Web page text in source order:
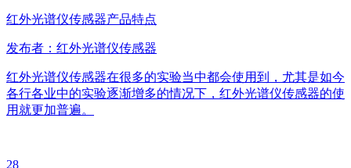
红外光谱仪传感器产品特点
发布者：红外光谱仪传感器
红外光谱仪传感器在很多的实验当中都会使用到，尤其是如今
各行各业中的实验逐渐增多的情况下，红外光谱仪传感器的使
用就更加普遍。
28